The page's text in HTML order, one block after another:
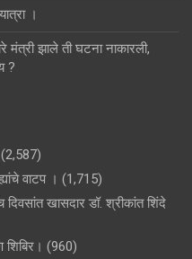
।
झाले ती घटना नाकारली,
?
(2,587)
वाटप । (1,715)
खासदार डॉ. श्रीकांत शिंदे
शिबिर। (960)